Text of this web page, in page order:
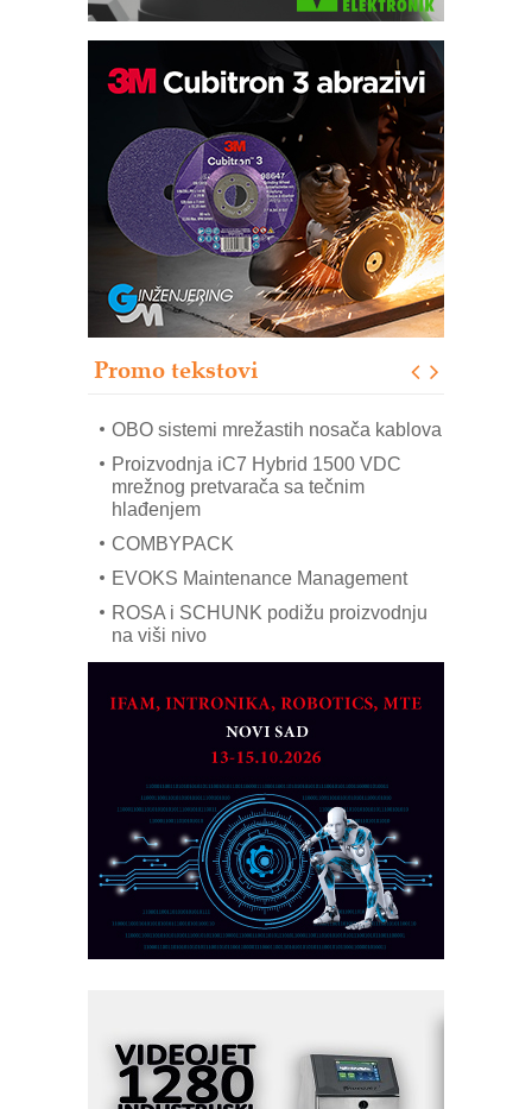
Promo tekstovi
Potpuna efikasnost bez složenih
sistema
Trajna oznaka kao dugoročna korist
Bezbednost na prvom mestu!
IB BLUMENAUER - više od 40 godina
poverenja u industriji
RMQ-TITAN ADVANCED INDICATOR
– Pametna signalizacija za efikasnije
upravljanje mašinama
Mitutoyo Crysta-Apex V PLUS: Nova
OBO sistemi mrežastih nosača kablova
Proizvodnja iC7 Hybrid 1500 VDC
mrežnog pretvarača sa tečnim
hlađenjem
COMBYPACK
EVOKS Maintenance Management
ROSA i SCHUNK podižu proizvodnju
na viši nivo
MAREX - Lim i mašine za savremena
Marcom-plast d.o.o.- vaš pouzdan
partner
CTO - Prilagodite svoju toplinsku
obradu!
Razvoj asortimanskog pravca MINI-
PLC AKYTEC
AUKOM: Svetski standard metrologije
dostupan u Srbiji
I.SAFE MOBILE revolucioniše
industrijsku automatizaciju
pionirskimmobile operator PANEL-OM